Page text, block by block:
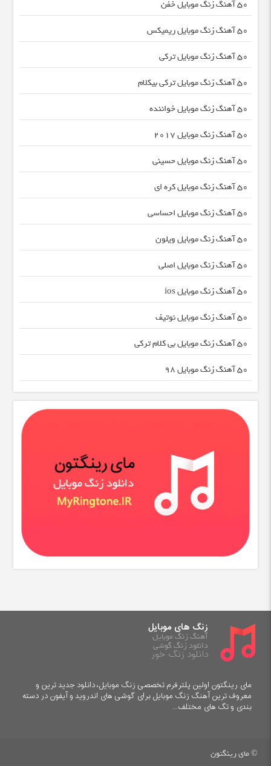
50 آهنگ زنگ موبایل خفن
50 آهنگ زنگ موبایل ریمیکس
50 آهنگ زنگ موبایل ترکی
50 آهنگ زنگ موبایل ترکی بیکلام
50 آهنگ زنگ موبایل خواننده
50 آهنگ زنگ موبایل ۲۰۱۷
50 آهنگ زنگ موبایل حسینی
50 آهنگ زنگ موبایل کره ای
50 آهنگ زنگ موبایل احساسی
50 آهنگ زنگ موبایل ویلون
50 آهنگ زنگ موبایل اصلی
50 آهنگ زنگ موبایل ios
50 آهنگ زنگ موبایل نوتیف
50 آهنگ زنگ موبایل بی کلام ترکی
50 آهنگ زنگ موبایل 98
زنگ های موبایل
آهنگ زنگ موبایل
دانلود زنگ گوشی
دانلود زنگ خور
مای رینگتون اولین پلترفرم تخصصی زنگ موبایل، دانلود جدید ترین و
معروف ترین آهنگ زنگ موبایل برای گوشی های اندروید و آیفون در دسته
بندی و تگ های مختلف...
© مای رینگتون